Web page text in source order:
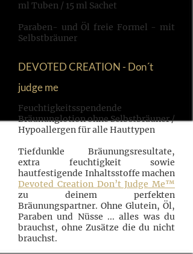
ml Tuben / 15 ml Sachet
Paraben- und Öl freie Formel - mit
Selbstbräuner
DEVOTED CREATION - Don´t
judge me
Feuchtigkeitsspendende
Bräununglotion ohne Selbstbräuner /
Hypoallergen für alle Hauttypen
Tiefdunkle Bräunungsresultate,
extra feuchtigkeit sowie
hautfestigende Inhaltsstoffe machen
Devoted Creation Don’t Judge Me™
zu deinem perfekten
Bräunungspartner. Ohne Glutein, Öl,
Paraben und Nüsse ... alles was du
brauchst, ohne Zusätze die du nicht
brauchst.